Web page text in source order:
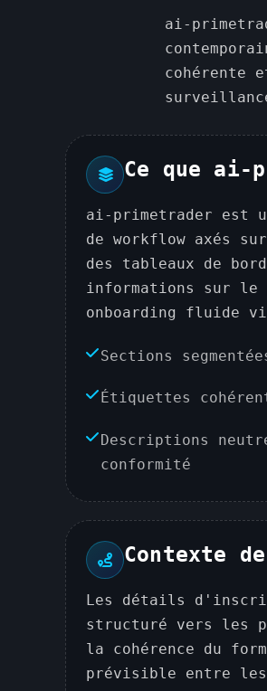
ai-
cohérente
Ce que ai-
ai-primetrader est
de workflow axés
des tableaux de
informations sur le
onboarding fluide
Sections
Étiquettes
Descriptions
conformité
Contexte
Les détails
structuré vers les
la cohérence du
prévisible entre les